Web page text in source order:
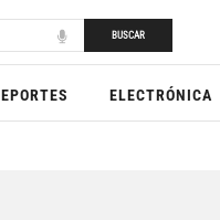
BUSCAR
ELECTRÓNICA